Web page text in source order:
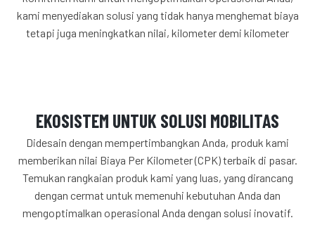
kami menyediakan solusi yang tidak hanya menghemat biaya
tetapi juga meningkatkan nilai, kilometer demi kilometer
EKOSISTEM UNTUK SOLUSI MOBILITAS
Didesain dengan mempertimbangkan Anda, produk kami
memberikan nilai Biaya Per Kilometer (CPK) terbaik di pasar.
Temukan rangkaian produk kami yang luas, yang dirancang
dengan cermat untuk memenuhi kebutuhan Anda dan
mengoptimalkan operasional Anda dengan solusi inovatif.